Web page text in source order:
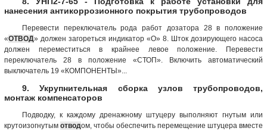
нанесения антикоррозионного покрытия трубопроводов
Перевести переключатель рода работ дозатора 28 в положение
«ОТВОД» должен загореться индикатор «О» 8. Шток дозирующего насоса
должен переместиться в крайнее левое положение. Перевести
переключатель 28 в положение «СТОП». Включить автоматический
выключатель 19 «КОМПОНЕНТЫ»...
9. Укрупнительная сборка узлов трубопроводов,
монтаж компенсаторов
Подводку, к каждому дренажному штуцеру выполняют гнутым или
крутоизогнутым отводом, чтобы обеспечить перемещение штуцера вместе